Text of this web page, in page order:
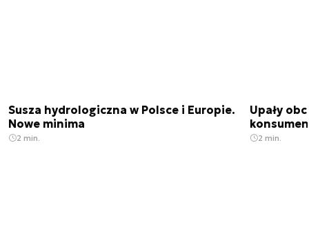
Susza hydrologiczna w Polsce i Europie.
Nowe minima
2 min.
Upały
2 min.